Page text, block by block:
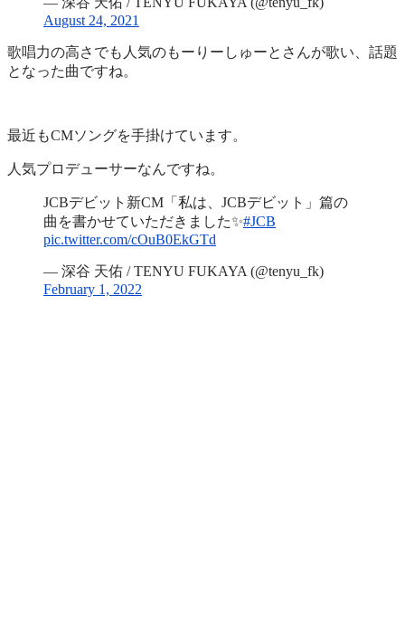
August 24, 2021
歌唱力の高さでも人気のもーりーしゅーとさんが歌い、話題
となった曲ですね。
最近もCMソングを手掛けています。
人気プロデューサーなんですね。
JCBデビット新CM「私は、JCBデビット」篇の
曲を書かせていただきました✨#JCB
pic.twitter.com/cOuB0EkGTd
— 深谷 天佑 / TENYU FUKAYA (@tenyu_fk)
February 1, 2022